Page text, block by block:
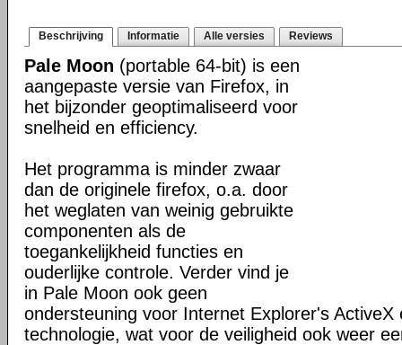
Beschrijving Informatie Alle versies Reviews
Pale Moon (portable 64-bit) is een
aangepaste versie van Firefox, in
het bijzonder geoptimaliseerd voor
snelheid en efficiency.
Het programma is minder zwaar
dan de originele firefox, o.a. door
het weglaten van weinig gebruikte
componenten als de
toegankelijkheid functies en
ouderlijke controle. Verder vind je
in Pale Moon ook geen
ondersteuning voor Internet Explorer's ActiveX
technologie, wat voor de veiligheid ook weer